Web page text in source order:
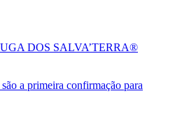
DOS SALVA’TERRA®
a primeira confirmação para